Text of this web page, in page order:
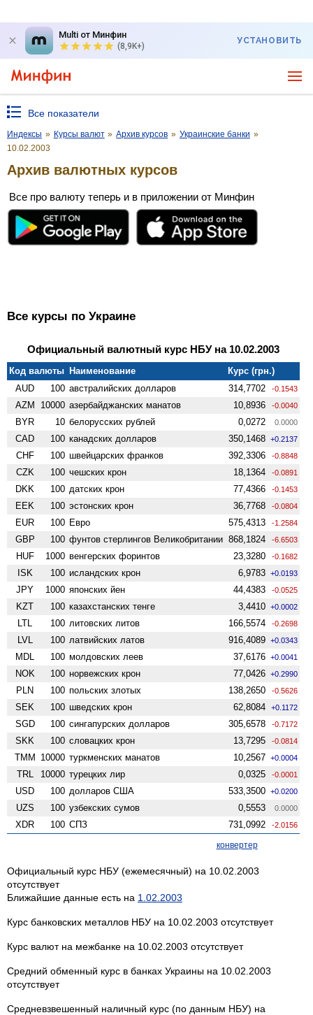
Multi от Минфин
(8,9K+)
УСТАНОВИТЬ
Все показатели
Индексы » Курсы валют » Архив курсов » Украинские банки »
10.02.2003
Архив валютных курсов
Все про валюту теперь и в приложении от Минфин
Все курсы по Украине
Официальный валютный курс НБУ на 10.02.2003
Код валюты Наименование
Курс (грн.)
AUD
100 австралийских долларов 314,7702 -0.1543
AZM 10000 азербайджанских манатов 10,8936 -0.0040
BYR 10 белорусских рублей 0,0272 0.0000
CAD 100 канадских долларов 350,1468 +0.2137
CHF 100 швейцарских франков 392,3306 -0.8848
CZK 100 чешских крон 18,1364 -0.0891
DKK 100 датских крон 77,4366 -0.1453
EEK 100 эстонских крон 36,7768 -0.0804
EUR 100 Евро 575,4313 -1.2584
GBP 100 фунтов стерлингов Велико­британии 868,1824 -6.6503
HUF 1000 венгерских форинтов 23,3280 -0.1682
ISK 100 исландских крон 6,9783 +0.0193
JPY 1000 японских йен 44,4383 -0.0525
KZT 100 казахстанских тенге 3,4410 +0.0002
LTL 100 литовских литов 166,5574 -0.2698
LVL 100 латвийских латов 916,4089 +0.0343
MDL 100 молдовских леев 37,6176 +0.0041
NOK 100 норвежских крон 77,0426 +0.2990
PLN 100 польских злотых 138,2650 -0.5626
SEK 100 шведских крон 62,8084 +0.1172
SGD 100 сингапурских долларов 305,6578 -0.7172
SKK 100 словацких крон 13,7295 -0.0814
TMM 10000 туркменских манатов 10,2567 +0.0004
TRL 10000 турецких лир 0,0325 -0.0001
USD 100 долларов США 533,3500 +0.0200
UZS 100 узбекских сумов 0,5553 0.0000
XDR 100 СПЗ 731,0992 -2.0156
конвертер
Официальный курс НБУ (ежемесячный) на 10.02.2003
отсутствует
Ближайшие данные есть на 1.02.2003
Курс банковских металлов НБУ на 10.02.2003 отсутствует
Курс валют на межбанке на 10.02.2003 отсутствует
Средний обменный курс в банках Украины на 10.02.2003
отсутствует
Средневзвешенный наличный курс (по данным НБУ) на